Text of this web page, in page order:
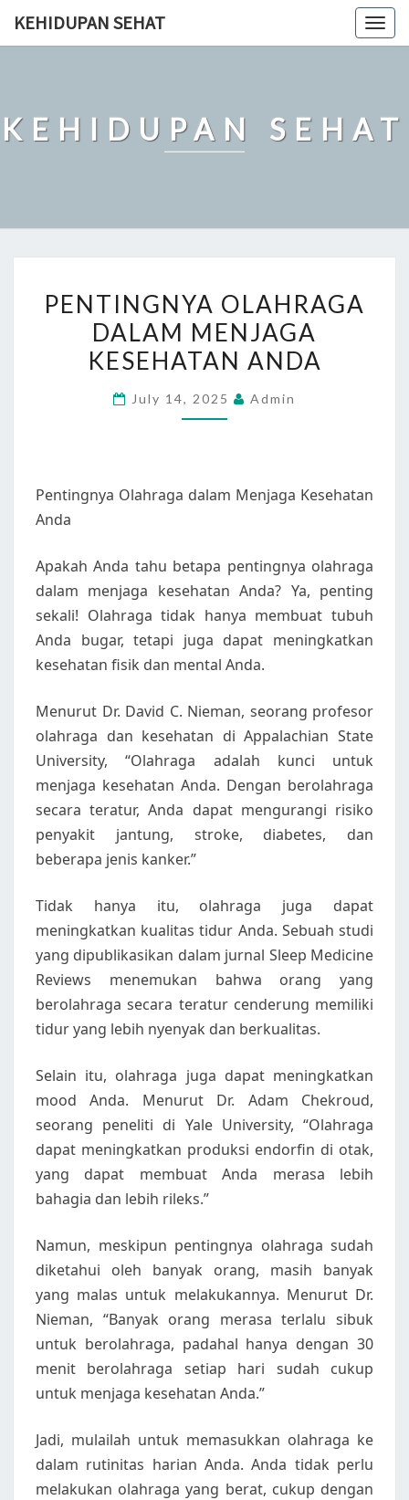
KEHIDUPAN SEHAT
KEHIDUPAN SEHAT
OLAHRAGA
DALAM
MENJAGA
ANDA
PENTINGNYA OLAHRAGA
DALAM MENJAGA
KESEHATAN ANDA
July 14, 2025 Admin
Pentingnya Olahraga dalam Menjaga Kesehatan
Anda
Apakah Anda tahu betapa pentingnya olahraga
dalam menjaga kesehatan Anda? Ya, penting
sekali! Olahraga tidak hanya membuat tubuh
Anda bugar, tetapi juga dapat meningkatkan
kesehatan fisik dan mental Anda.
Menurut Dr. David C. Nieman, seorang profesor
olahraga dan kesehatan di Appalachian State
University, “Olahraga adalah kunci untuk
menjaga kesehatan Anda. Dengan berolahraga
secara teratur, Anda dapat mengurangi risiko
penyakit jantung, stroke, diabetes, dan
beberapa jenis kanker.”
Tidak hanya itu, olahraga juga dapat
meningkatkan kualitas tidur Anda. Sebuah studi
yang dipublikasikan dalam jurnal Sleep Medicine
Reviews menemukan bahwa orang yang
berolahraga secara teratur cenderung memiliki
tidur yang lebih nyenyak dan berkualitas.
Selain itu, olahraga juga dapat meningkatkan
mood Anda. Menurut Dr. Adam Chekroud,
seorang peneliti di Yale University, “Olahraga
dapat meningkatkan produksi endorfin di otak,
yang dapat membuat Anda merasa lebih
bahagia dan lebih rileks.”
Namun, meskipun pentingnya olahraga sudah
diketahui oleh banyak orang, masih banyak
yang malas untuk melakukannya. Menurut Dr.
Nieman, “Banyak orang merasa terlalu sibuk
untuk berolahraga, padahal hanya dengan 30
menit berolahraga setiap hari sudah cukup
untuk menjaga kesehatan Anda.”
Jadi, mulailah untuk memasukkan olahraga ke
dalam rutinitas harian Anda. Anda tidak perlu
melakukan olahraga yang berat, cukup dengan